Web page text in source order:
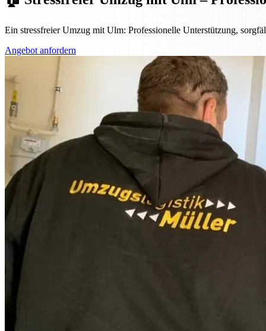
Ein stressfreier Umzug mit Ulm: Professionelle Unterstützung,
Angebot anfordern